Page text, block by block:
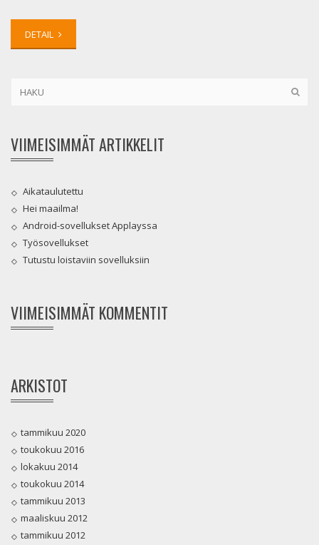
DETAIL
VIIMEISIMMÄT ARTIKKELIT
Aikataulutettu
Hei maailma!
Android-sovellukset Applayssa
Työsovellukset
Tutustu loistaviin sovelluksiin
VIIMEISIMMÄT KOMMENTIT
ARKISTOT
tammikuu 2020
toukokuu 2016
lokakuu 2014
toukokuu 2014
tammikuu 2013
maaliskuu 2012
tammikuu 2012